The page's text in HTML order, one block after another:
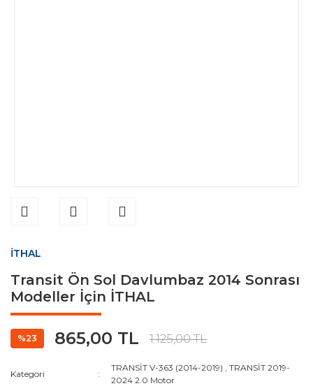
İTHAL
Transit Ön Sol Davlumbaz 2014 Sonrası
Modeller İçin İTHAL
%23 865,00 TL 1.125,00 TL
Kategori
TRANSİT V-363 (2014-2019) ,TRANSİT 2019-
2024 2.0 Motor